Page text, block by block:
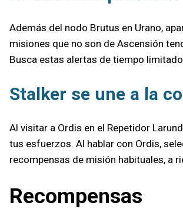
Además del nodo Brutus en Urano,
misiones que no son de Ascensión
Busca estas alertas de tiempo
Stalker se une a la
Al visitar a Ordis en el Repetidor
tus esfuerzos. Al hablar con Ordis,
recompensas de misión habituales, a
Recompensas